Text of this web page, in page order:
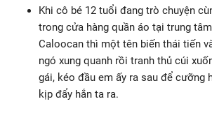
Khi cô bé 12 tuổi đang trò chuyện
trong cửa hàng quần áo tại trung
Caloocan thì một tên biến thái tiến
ngó xung quanh rồi tranh thủ cúi
gái, kéo đầu em ấy ra sau để cưỡng
kịp đẩy hắn ta ra.